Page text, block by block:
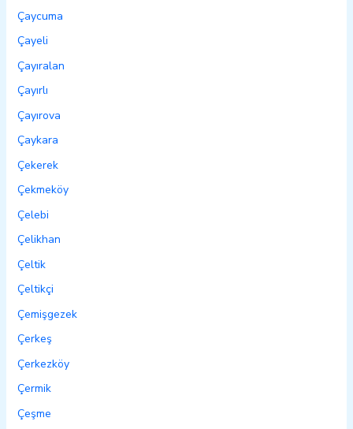
Çaycuma
Çayeli
Çayıralan
Çayırlı
Çayırova
Çaykara
Çekerek
Çekmeköy
Çelebi
Çelikhan
Çeltik
Çeltikçi
Çemişgezek
Çerkeş
Çerkezköy
Çermik
Çeşme